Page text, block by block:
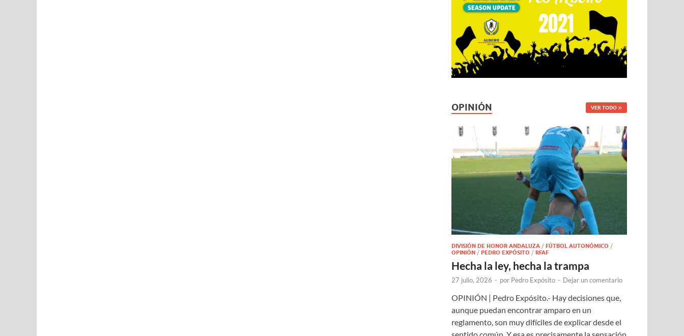
OPINIÓN VER TODO
DIVISIÓN DE HONOR ANDALUZA /FÚTBOL AUTONÓMICO /
OPINIÓN /PEDRO EXPÓSITO /RFAF
Hecha la ley, hecha la trampa
27 julio, 2026 - por Pedro Expósito - Dejar un comentario
OPINIÓN | Pedro Expósito.- Hay decisiones que,
aunque puedan encontrar amparo en un
reglamento, son muy difíciles de explicar desde el
sentido común. Y esa es precisamente la sensación